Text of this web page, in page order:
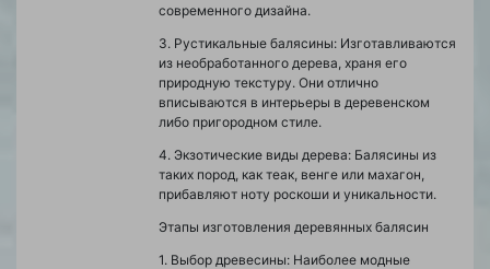
современного дизайна.
3. Рустикальные балясины: Изготавливаются
из необработанного дерева, храня его
природную текстуру. Они отлично
вписываются в интерьеры в деревенском
либо пригородном стиле.
4. Экзотические виды дерева: Балясины из
таких пород, как теак, венге или махагон,
прибавляют ноту роскоши и уникальности.
Этапы изготовления деревянных балясин
1. Выбор древесины: Наиболее модные